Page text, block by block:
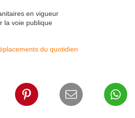
en vigueur
la voie publique
du quotidien